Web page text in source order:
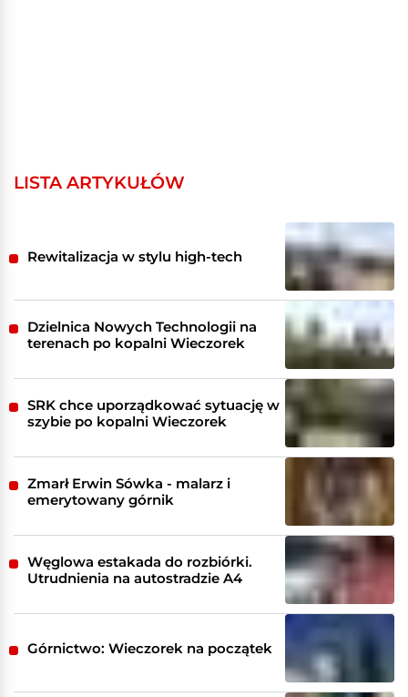
LISTA ARTYKUŁÓW
Rewitalizacja w stylu high-tech
Dzielnica Nowych Technologii na
terenach po kopalni Wieczorek
SRK chce uporządkować sytuację w
szybie po kopalni Wieczorek
Zmarł Erwin Sówka - malarz i
emerytowany górnik
Węglowa estakada do rozbiórki.
Utrudnienia na autostradzie A4
Górnictwo: Wieczorek na początek